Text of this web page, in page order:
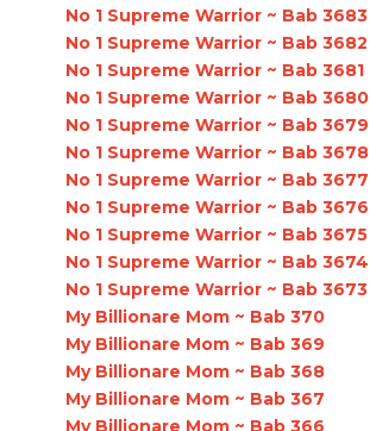
No 1 Supreme Warrior ~ Bab 3683
No 1 Supreme Warrior ~ Bab 3682
No 1 Supreme Warrior ~ Bab 3681
No 1 Supreme Warrior ~ Bab 3680
No 1 Supreme Warrior ~ Bab 3679
No 1 Supreme Warrior ~ Bab 3678
No 1 Supreme Warrior ~ Bab 3677
No 1 Supreme Warrior ~ Bab 3676
No 1 Supreme Warrior ~ Bab 3675
No 1 Supreme Warrior ~ Bab 3674
No 1 Supreme Warrior ~ Bab 3673
My Billionare Mom ~ Bab 370
My Billionare Mom ~ Bab 369
My Billionare Mom ~ Bab 368
My Billionare Mom ~ Bab 367
My Billionare Mom ~ Bab 366